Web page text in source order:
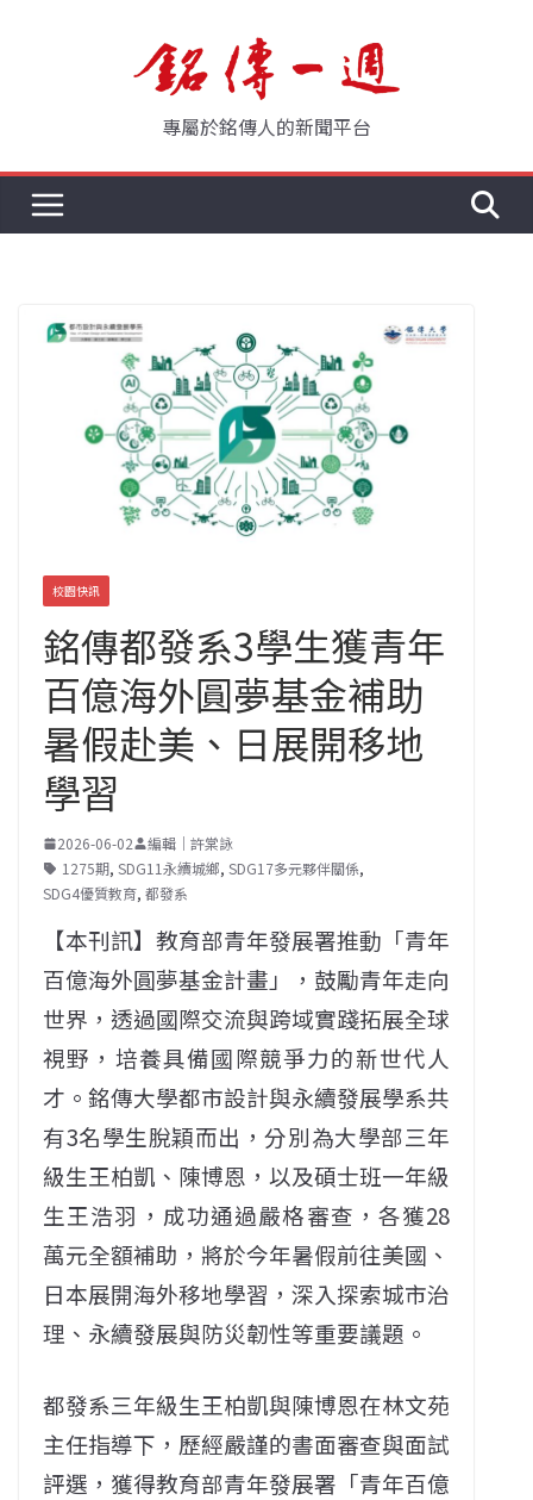
專屬於銘傳人的新聞平台
校園快訊
銘傳都發系3學生獲青年
百億海外圓夢基金補助
暑假赴美、日展開移地
學習
2026-06-02
編輯｜許棠詠
1275期, SDG11永續城鄉, SDG17多元夥伴關係,
SDG4優質教育, 都發系
【本刊訊】教育部青年發展署推動「青年
百億海外圓夢基金計畫」，鼓勵青年走向
世界，透過國際交流與跨域實踐拓展全球
視野，培養具備國際競爭力的新世代人
才。銘傳大學都市設計與永續發展學系共
有3名學生脫穎而出，分別為大學部三年
級生王柏凱、陳博恩，以及碩士班一年級
生王浩羽，成功通過嚴格審查，各獲28
萬元全額補助，將於今年暑假前往美國、
日本展開海外移地學習，深入探索城市治
理、永續發展與防災韌性等重要議題。
都發系三年級生王柏凱與陳博恩在林文苑
主任指導下，歷經嚴謹的書面審查與面試
評選，獲得教育部青年發展署「青年百億